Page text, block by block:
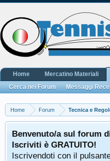
Home Forum Tecnica e
Benvenuto/a sul forum
Iscriviti è GRATUITO!
Iscrivendoti con il
Home Mercatino Materiali
Cerca nei Forum
Messaggi